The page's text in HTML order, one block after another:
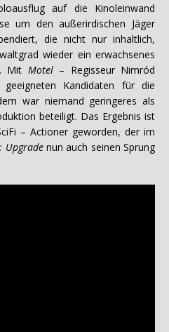
auf die Kinoleinwand
um den außerirdischen Jäger
die nicht nur inhaltlich,
wieder ein erwachsenes
Mit Motel– Regisseur Nimród
Kandidaten für die
war niemand geringeres als
beteiligt. Das Ergebnis ist
– Actioner geworden, der im
Upgradenun auch seinen Sprung